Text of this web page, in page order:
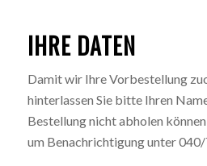
IHRE DATEN
Damit wir Ihre Vorbestellung
hinterlassen Sie bitte Ihren
Bestellung nicht abholen
um Benachrichtigung unter